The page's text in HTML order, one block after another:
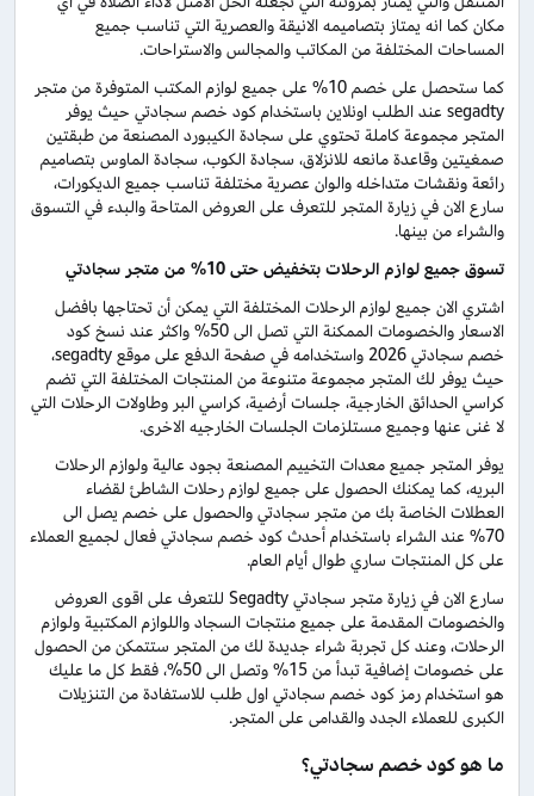
مكان كما انه يمتاز بتصاميمه الانيقة والعصرية التي تناسب جميع
المساحات المختلفة من المكاتب والمجالس والاستراحات.
كما ستحصل على خصم 10% على جميع لوازم المكتب المتوفرة من متجر
segadty عند الطلب اونلاين باستخدام كود خصم سجادتي حيث يوفر
المتجر مجموعة كاملة تحتوي على سجادة الكيبورد المصنعة من طبقتين
صمغيتين وقاعدة مانعه للانزلاق، سجادة الكوب، سجادة الماوس بتصاميم
رائعة ونقشات متداخله والوان عصرية مختلفة تناسب جميع الديكورات،
سارع الان في زيارة المتجر للتعرف على العروض المتاحة والبدء في التسوق
والشراء من بينها.
تسوق جميع لوازم الرحلات بتخفيض حتى 10% من متجر سجادتي
اشتري الان جميع لوازم الرحلات المختلفة التي يمكن أن تحتاجها بافضل
الاسعار والخصومات الممكنة التي تصل الى 50% واكثر عند نسخ كود
خصم سجادتي 2026 واستخدامه في صفحة الدفع على موقع segadty،
حيث يوفر لك المتجر مجموعة متنوعة من المنتجات المختلفة التي تضم
كراسي الحدائق الخارجية، جلسات أرضية، كراسي البر وطاولات الرحلات التي
لا غنى عنها وجميع مستلزمات الجلسات الخارجيه الاخرى.
يوفر المتجر جميع معدات التخييم المصنعة بجود عالية ولوازم الرحلات
البريه، كما يمكنك الحصول على جميع لوازم رحلات الشاطئ لقضاء
العطلات الخاصة بك من متجر سجادتي والحصول على خصم يصل الى
70% عند الشراء باستخدام أحدث كود خصم سجادتي فعال لجميع العملاء
على كل المنتجات ساري طوال أيام العام.
سارع الان في زيارة متجر سجادتي Segadty للتعرف على اقوى العروض
والخصومات المقدمة على جميع منتجات السجاد واللوازم المكتبية ولوازم
الرحلات، وعند كل تجربة شراء جديدة لك من المتجر ستتمكن من الحصول
على خصومات إضافية تبدأ من 15% وتصل الى 50%، فقط كل ما عليك
هو استخدام رمز كود خصم سجادتي اول طلب للاستفادة من التنزيلات
الكبرى للعملاء الجدد والقدامى على المتجر.
ما هو كود خصم سجادتي؟